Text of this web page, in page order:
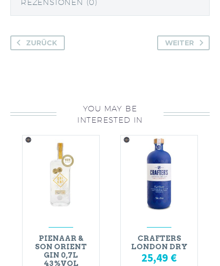
REZENSIONEN (0)
ZURÜCK WEITER
YOU MAY BE
INTERESTED IN
PIENAAR &
SON ORIENT
GIN 0,7L
43%VOL
CRAFTERS
LONDON DRY
25,49 €